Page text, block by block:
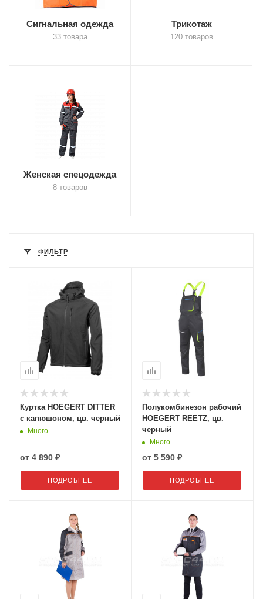
Сигнальная одежда
33 товара
Трикотаж
120 товаров
Женская спецодежда
8 товаров
ФИЛЬТР
Куртка HOEGERT DITTER
с капюшоном, цв. черный
Много
от 4 890 ₽
ПОДРОБНЕЕ
Полукомбинезон рабочий
HOEGERT REETZ, цв.
черный
Много
от 5 590 ₽
ПОДРОБНЕЕ